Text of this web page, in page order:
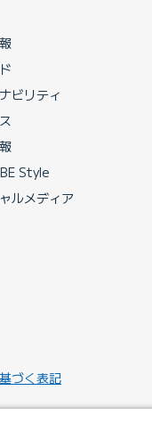
ビリティ
Style
ルメディア
づく表記